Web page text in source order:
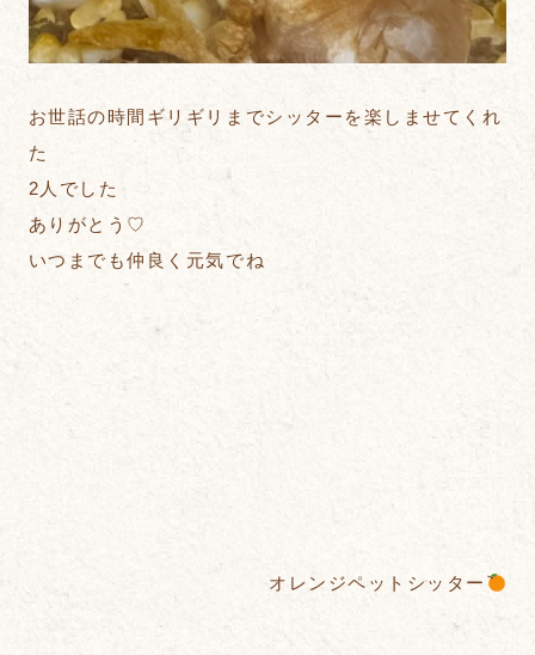
お世話の時間ギリギリまでシッターを楽しませてくれ
た
2人でした
ありがとう♡
いつまでも仲良く元気でね
オレンジペットシッター